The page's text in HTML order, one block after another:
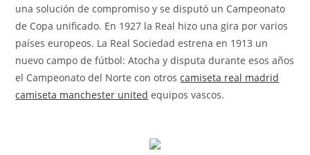
una solución de compromiso y se disputó un Campeonato
de Copa unificado. En 1927 la Real hizo una gira por varios
países europeos. La Real Sociedad estrena en 1913 un
nuevo campo de fútbol: Atocha y disputa durante esos años
el Campeonato del Norte con otroscamiseta real madrid
camiseta manchester united equipos vascos.